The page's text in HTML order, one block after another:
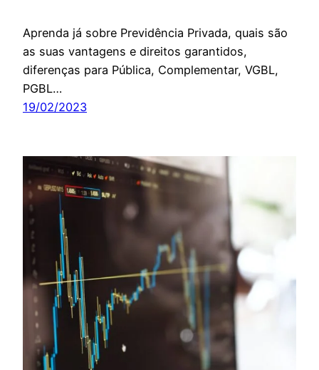
Aprenda já sobre Previdência Privada, quais são
as suas vantagens e direitos garantidos,
diferenças para Pública, Complementar, VGBL,
PGBL…
19/02/2023